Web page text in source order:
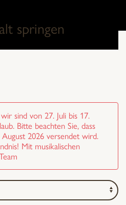
springen
sind von 27. Juli bis 17.
Bitte beachten Sie, dass
2026 versendet wird.
Mit musikalischen